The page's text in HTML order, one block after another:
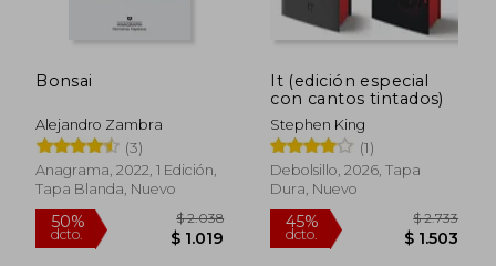
Bonsai
Alejandro Zambra
(3)
Anagrama, 2022, 1 Edición,
Tapa Blanda, Nuevo
It (edición especial
con cantos tintados)
Stephen King
(1)
Debolsillo, 2026, Tapa
Dura, Nuevo